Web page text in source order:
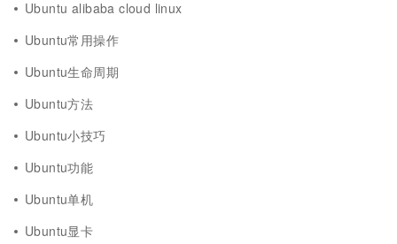
Ubuntu alibaba cloud linux
Ubuntu常用操作
Ubuntu生命周期
Ubuntu方法
Ubuntu小技巧
Ubuntu功能
Ubuntu单机
Ubuntu显卡